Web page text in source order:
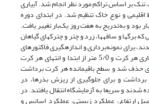
تنک بر اساس تراکم مورد نظر انجام شد. آبیاری
اقلیمی و نوع خاک تنظیم شد. در ابتدای دوره
بود و به‌تدریج به هفت روز یک‌بار تغییر یافت.
برگ­ها و ساقه­ها، زرد و چتر و چترک­های گیاهان
برای نمونه‌برداری و اندازه­گیری فاکتورهای
مورد نظر، دو ردیف کناری هر کرت و 5/0 متر از ابتدا و انتهای هر کرت
حذف شد و سطح باقی­مانده هر کرت برداشت
و برای جلوگیری از ریزش بذرها، در
شدند و سریعا به آزمایشگاه انتقال یافتند. در
ارتفاع، عملکرد زیستی، عملکرد اسانس و